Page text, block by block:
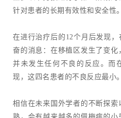
针对患者的长期有效性和安全性。
在进行治疗后的12个月后发现
奋的消息：在移植区发生了变
并未发生任何不良的反应。而
现，这四名患者的不良反应最小。
相信在未来国外学者的不断探